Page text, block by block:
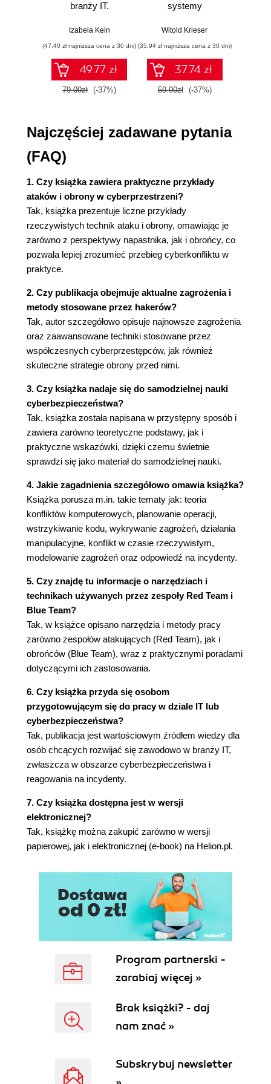
Planowanie operacyjne
Perspektywa obrony
Zbieranie danych
Zarządzanie danymi
Narzędzia analityczne
Kluczowe wskaźniki efektywności zespołu
Skanowanie i wykorzystywanie przypadków
Przygotowywanie szkodliwego
Narzędzia pomocnicze
Kluczowe wskaźniki efektywności zespołu
ataku
Podsumowanie
Źródła
Rozdział 3. Najlepiej być niewidzialnym (działania
Zdobywanie przewagi
Perspektywa ataku
Wstrzykiwanie kodu do procesów
Operacje prowadzone w pamięci
Perspektywa obrony
procesów
Przygotowywanie się na działania
atakujących
Niewidoczna obrona
Podsumowanie
Źródła
Rozdział 4. Nie wyróżniać się z tłumu
Perspektywa ataku
Możliwości zachowania trwałego dostępu
Ukryte kanały dowodzenia i kierowania
Łączenie technik ofensywnych
Perspektywa obrony
kierowania
Wykrywanie metod zapewniania trwałego
dostępu
Pułapki na hakerów
Podsumowanie
Źródła
Perspektywa ataku
Czyszczenie zawartości dzienników
Podejście hybrydowe
Rootkity
Perspektywa obrony
Integralność danych i jej weryfikacja
Wykrywanie rootkitów
Manipulowanie atakującymi
Rozpraszanie atakujących
Oszukiwanie atakujących
Podsumowanie
Rozdział 6. Konflikt w czasie rzeczywistym
Perspektywa ataku
Świadomość sytuacyjna
Zbieranie informacji operacyjnych
Przemieszczanie się pomiędzy elementami
Perspektywa obrony
Analizowanie użytkowników, procesów i
Wymuszanie zmiany danych
uwierzytelniających
Podsumowanie
Źródła
branży IT.
przykłady i
Izabela Kein
(47,40 zł najniższa cena z 30 dni)
49.77 zł
79.00zł (-37%)
systemy
pigułce
Witold Krieser
(35,94 zł najniższa cena z 30 dni)
37.74 zł
59.90zł (-37%)
Najczęściej zadawane pytania
(FAQ)
1. Czy książka zawiera praktyczne przykłady
ataków i obrony w cyberprzestrzeni?
Tak, książka prezentuje liczne przykłady
rzeczywistych technik ataku i obrony, omawiając je
zarówno z perspektywy napastnika, jak i obrońcy, co
pozwala lepiej zrozumieć przebieg cyberkonfliktu w
praktyce.
2. Czy publikacja obejmuje aktualne zagrożenia i
metody stosowane przez hakerów?
Tak, autor szczegółowo opisuje najnowsze zagrożenia
oraz zaawansowane techniki stosowane przez
współczesnych cyberprzestępców, jak również
skuteczne strategie obrony przed nimi.
3. Czy książka nadaje się do samodzielnej nauki
cyberbezpieczeństwa?
Tak, książka została napisana w przystępny sposób i
zawiera zarówno teoretyczne podstawy, jak i
praktyczne wskazówki, dzięki czemu świetnie
sprawdzi się jako materiał do samodzielnej nauki.
4. Jakie zagadnienia szczegółowo omawia książka?
Książka porusza m.in. takie tematy jak: teoria
konfliktów komputerowych, planowanie operacji,
wstrzykiwanie kodu, wykrywanie zagrożeń, działania
manipulacyjne, konflikt w czasie rzeczywistym,
modelowanie zagrożeń oraz odpowiedź na incydenty.
5. Czy znajdę tu informacje o narzędziach i
technikach używanych przez zespoły Red Team i
Blue Team?
Tak, w książce opisano narzędzia i metody pracy
zarówno zespołów atakujących (Red Team), jak i
obrońców (Blue Team), wraz z praktycznymi poradami
dotyczącymi ich zastosowania.
6. Czy książka przyda się osobom
przygotowującym się do pracy w dziale IT lub
cyberbezpieczeństwa?
Tak, publikacja jest wartościowym źródłem wiedzy dla
osób chcących rozwijać się zawodowo w branży IT,
zwłaszcza w obszarze cyberbezpieczeństwa i
reagowania na incydenty.
7. Czy książka dostępna jest w wersji
elektronicznej?
Tak, książkę można zakupić zarówno w wersji
papierowej, jak i elektronicznej (e-book) na Helion.pl.
Program partnerski -
zarabiaj więcej »
Brak książki? - daj
nam znać »
Subskrybuj newsletter